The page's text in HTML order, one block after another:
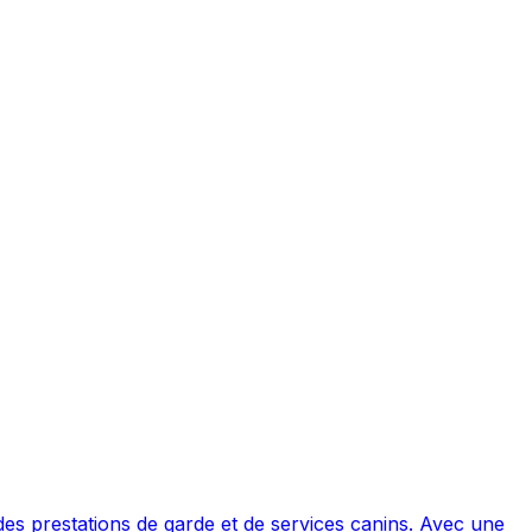
de garde et de services canins. Avec une